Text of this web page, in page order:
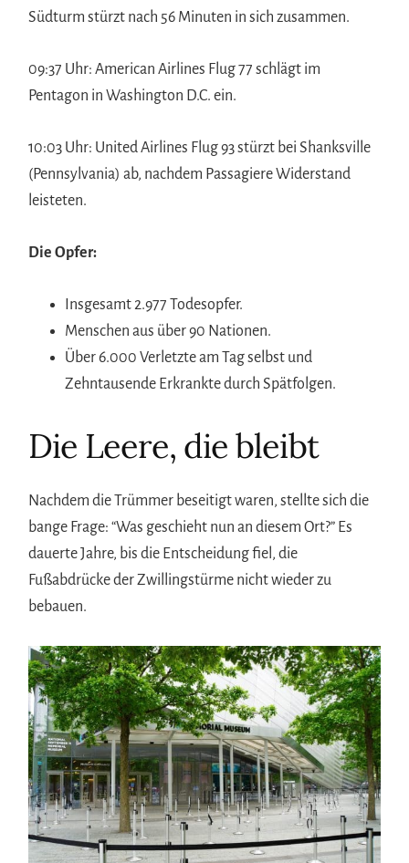
Südturm stürzt nach 56 Minuten in sich zusammen.
09:37 Uhr: American Airlines Flug 77 schlägt im
Pentagon in Washington D.C. ein.
10:03 Uhr: United Airlines Flug 93 stürzt bei Shanksville
(Pennsylvania) ab, nachdem Passagiere Widerstand
leisteten.
Die Opfer:
Insgesamt 2.977 Todesopfer.
Menschen aus über 90 Nationen.
Über 6.000 Verletzte am Tag selbst und
Zehntausende Erkrankte durch Spätfolgen.
Die Leere, die bleibt
Nachdem die Trümmer beseitigt waren, stellte sich die
bange Frage: “Was geschieht nun an diesem Ort?” Es
dauerte Jahre, bis die Entscheidung fiel, die
Fußabdrücke der Zwillingstürme nicht wieder zu
bebauen.